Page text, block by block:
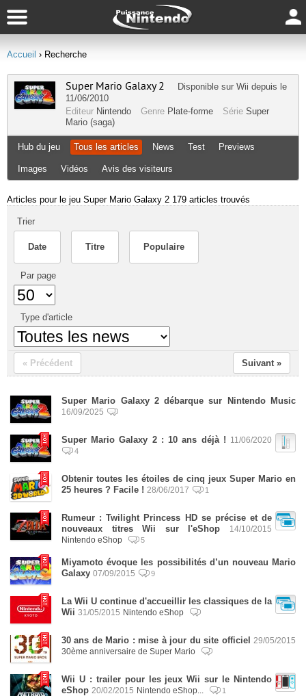
Accueil › Recherche
Super Mario Galaxy 2 Disponible sur Wii depuis le
11/06/2010
Editeur Nintendo Genre Plate-forme Série Super
Mario (saga)
Hub du jeu Tous les articles News Test Previews
Images Vidéos Avis des visiteurs
Articles pour le jeu Super Mario Galaxy 2 179 articles trouvés
Trier
Date Titre Populaire
Par page
Type d'article
« Précédent Suivant »
Super Mario Galaxy 2 débarque sur Nintendo Music
16/09/2025
Super Mario Galaxy 2 : 10 ans déjà ! 11/06/2020
4
Obtenir toutes les étoiles de cinq jeux Super Mario en
25 heures ? Facile ! 28/06/2017 1
Rumeur : Twilight Princess HD se précise et de
nouveaux titres Wii sur l'eShop
14/10/2015
Nintendo eShop
5
Miyamoto évoque les possibilités d’un nouveau Mario
Galaxy 07/09/2015 9
La Wii U continue d'accueillir les classiques de la
Wii 31/05/2015 Nintendo eShop
30 ans de Mario : mise à jour du site officiel
29/05/2015
30ème anniversaire de Super Mario
Wii U : trailer pour les jeux Wii sur le Nintendo
eShop 20/02/2015 Nintendo eShop... 1